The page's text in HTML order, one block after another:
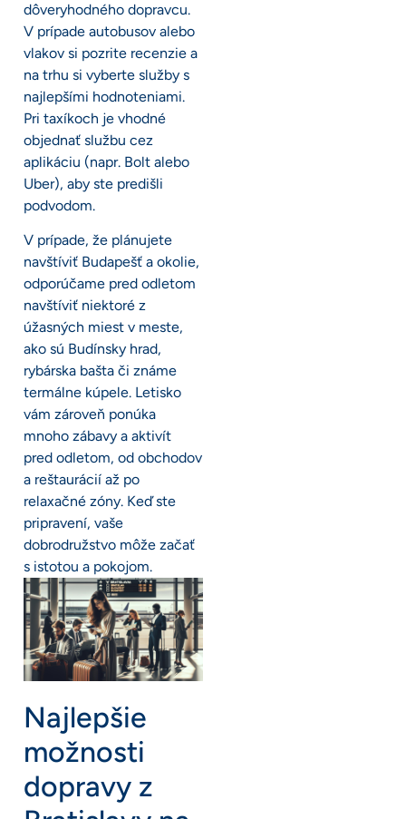
dôveryhodného dopravcu.
V prípade autobusov alebo
vlakov si pozrite recenzie a
na trhu si vyberte služby s
najlepšími hodnoteniami.
Pri taxíkoch je vhodné
objednať službu cez
aplikáciu (napr. Bolt alebo
Uber), aby ste predišli
podvodom.
V prípade, že plánujete
navštíviť Budapešť a okolie,
odporúčame pred odletom
navštíviť niektoré z
úžasných miest v meste,
ako sú Budínsky hrad,
rybárska bašta či známe
termálne kúpele. Letisko
vám zároveň ponúka
mnoho zábavy a aktivít
pred odletom, od obchodov
a reštaurácií až po
relaxačné zóny. Keď ste
pripravení, vaše
dobrodružstvo môže začať
s istotou a pokojom.
Najlepšie
možnosti
dopravy z